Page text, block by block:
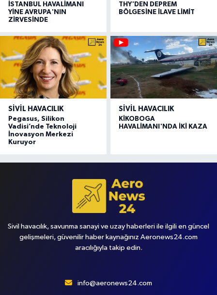
İSTANBUL HAVALİMANI
YİNE AVRUPA'NIN
ZİRVESİNDE
THY'DEN DEPREM
BÖLGESİNE İLAVE LİMİT
SIVIL HAVACILIK
Pegasus, Silikon
Vadisi’nde Teknoloji
İnovasyon Merkezi
Kuruyor
SIVIL HAVACILIK
KİKOBOGA
HAVALİMANI'NDA İKİ KAZA
Sivil havacılık, savunma sanayi ve uzay haberleri ile ilgili en güncel
gelişmeleri, güvenilir haber kaynağınız Aeronews24.com
aracılığıyla takip edin.
info@aeronews24.com